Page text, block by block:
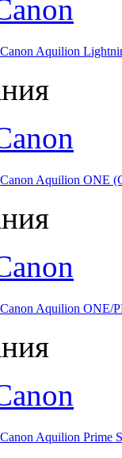
Aquilion
Aquilion ONE
Aquilion ONE/
Aquilion Prime